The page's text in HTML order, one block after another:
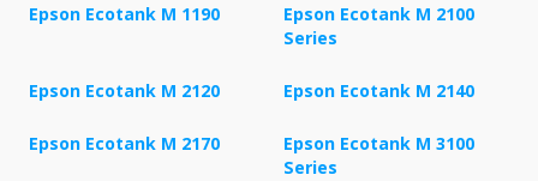
Epson Ecotank M 1190
Epson Ecotank M 2100
Series
Epson Ecotank M 2120 Epson Ecotank M 2140
Epson Ecotank M 2170
Epson Ecotank M 3100
Series